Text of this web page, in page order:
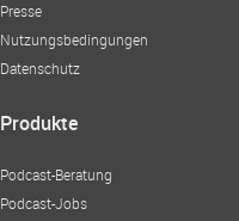
Presse
Nutzungsbedingungen
Datenschutz
Produkte
Podcast-Beratung
Podcast-Jobs